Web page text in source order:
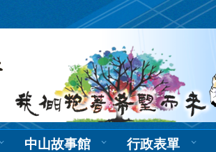
中山故事館 行政表單